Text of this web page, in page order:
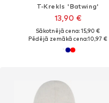
T-Krekls 'Batwing'
13,90 €
Sākotnējā cena: 15,90 €
Pēdējā zemākā cena:10,97 €